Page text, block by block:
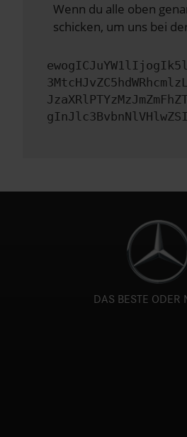
Wenn du alle oben
schicken, um uns bei
DAS BESTE ODER